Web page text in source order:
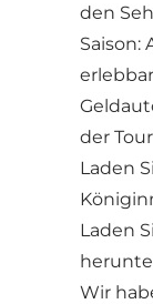
den
Saison:
erlebbar
der Tour
Laden
Laden
Wir